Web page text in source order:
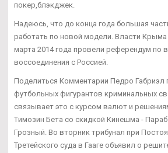
покер,блэкджек.
Надеюсь, что до конца года большая
работать по новой модели. Власти
марта 2014 года провели референдум по
воссоединения с Россией.
Поделиться Комментарии Педро Габриэл
футбольных фигурантов криминальных
связывает это с курсом валют и
Tимозин Бета со скидкой Кинешма -
Грозный. Во вторник трибунал при
Третейского суда в Гааге объявил о